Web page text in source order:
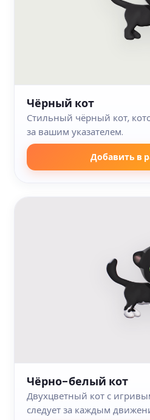
Чёрный кот
Стильный чёрный кот,
за вашим указателем.
Добавить в
Чёрно-белый кот
Двухцветный кот с
следует за каждым